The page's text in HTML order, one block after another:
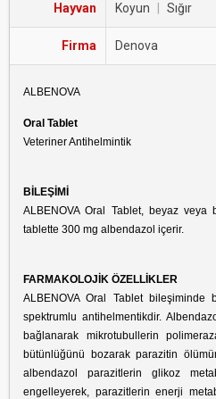
Hayvan Koyun Sığır
Firma Denova
ALBENOVA
Oral Tablet
Veteriner Antihelmintik
BİLEŞİMİ
ALBENOVA Oral Tablet, beyaz veya
tablette 300 mg albendazol içerir.
FARMAKOLOJİK ÖZELLİKLER
ALBENOVA Oral Tablet
spektrumlu antihelmentikdir.
bağlanarak mikrotubullerin
bütünlüğünü bozarak parazitin
albendazol parazitlerin glikoz
engelleyerek, parazitlerin enerji